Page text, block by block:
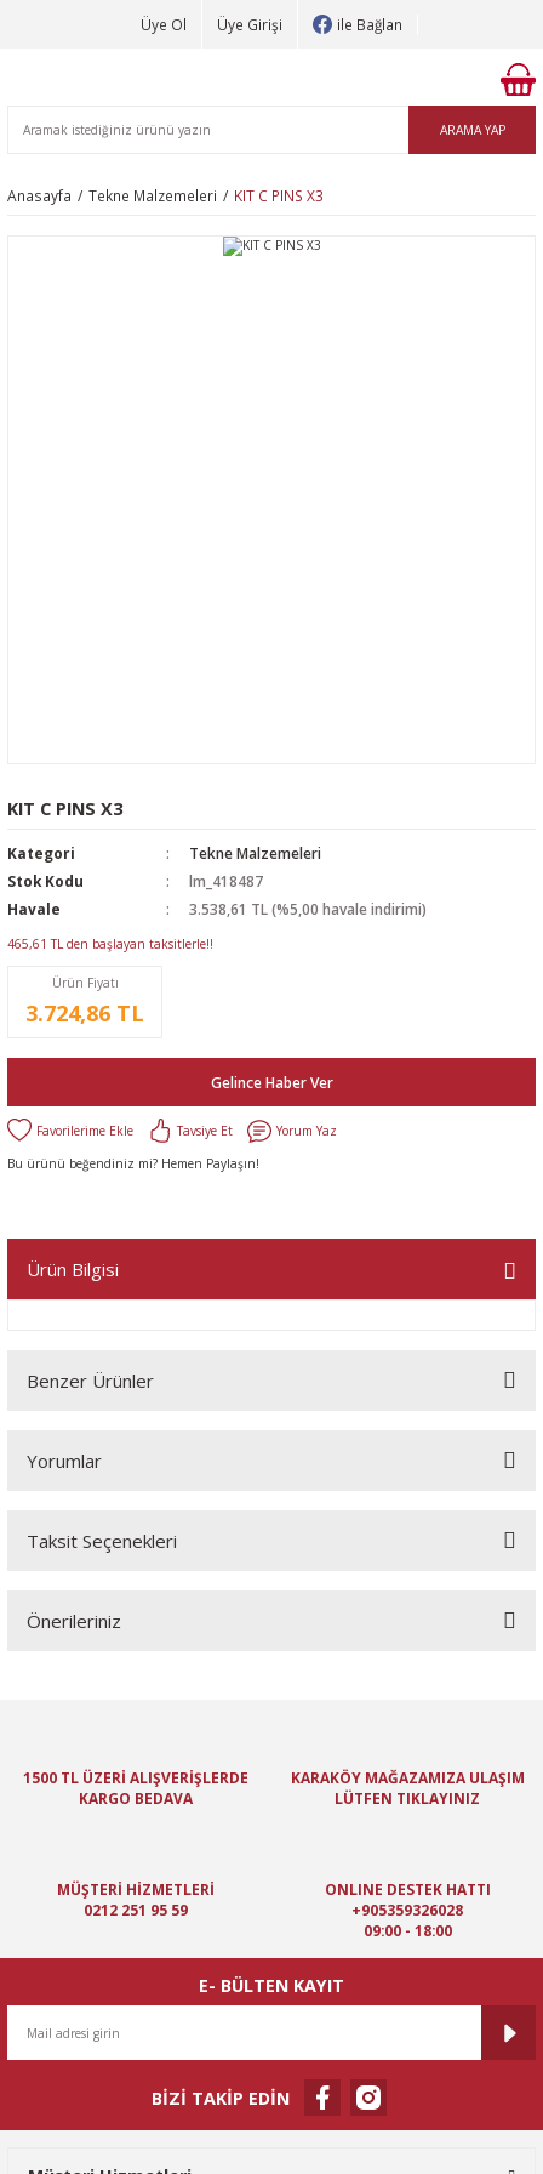
Üye Ol Üye Girişi ile Bağlan
ARAMA YAP
Anasayfa Tekne Malzemeleri KIT C PINS X3
KIT C PINS X3
Kategori
Tekne Malzemeleri
Stok Kodu
lm_418487
Havale
3.538,61 TL (%5,00 havale indirimi)
465,61 TL den başlayan taksitlerle!!
Ürün Fiyatı
3.724,86 TL
Gelince Haber Ver
Tavsiye Et
Yorum Yaz
Bu ürünü beğendiniz mi? Hemen Paylaşın!
Ürün Bilgisi
Benzer Ürünler
Yorumlar
Taksit Seçenekleri
Önerileriniz
Ürün resmi kalitesiz, bozuk veya görüntülenemiyor.
Ürün bilgilerinde hatalar bulunuyor.
Ürün fiyatı diğer sitelerden daha pahalı.
Gönder
1500 TL ÜZERİ ALIŞVERİŞLERDE
KARGO BEDAVA
KARAKÖY MAĞAZAMIZA ULAŞIM
LÜTFEN TIKLAYINIZ
MÜŞTERİ HİZMETLERİ
0212 251 95 59
ONLINE DESTEK HATTI
+905359326028
09:00 - 18:00
E- BÜLTEN KAYIT
BİZİ TAKİP EDİN